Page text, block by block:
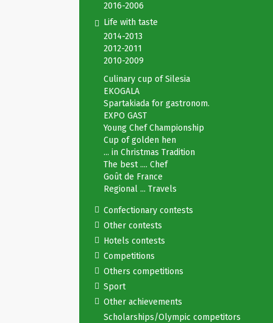
2016-2006
Life with taste
2014-2013
2012-2011
2010-2009
Culinary cup of Silesia
EKOGALA
Spartakiada for gastronom.
EXPO GAST
Young Chef Championship
Cup of golden hen
... in Christmas Tradition
The best .... Chef
Goût de France
Regional ... Travels
Confectionary contests
Other contests
Hotels contests
Competitions
Others competitions
Sport
Other achievements
Scholarships/Olympic competitors